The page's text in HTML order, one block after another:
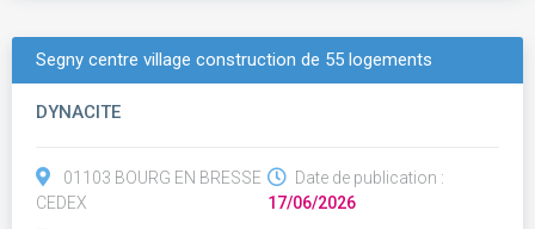
Segny centre village construction de 55 logements
DYNACITE
01103 BOURG EN BRESSE
CEDEX
Date de publication :
17/06/2026